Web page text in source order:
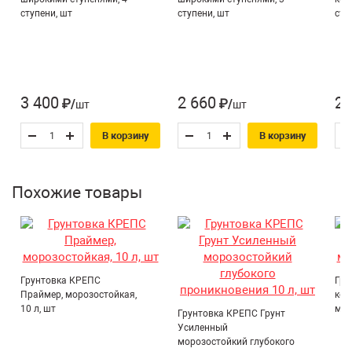
При размораживании при комнатой температуре
Расход на 1 м2 (кг):
ступени, шт
3 400 ₽/шт
В корзину
ступени, шт
2 660 ₽/шт
В корзину
2
Похожие товары
Грунтовка КРЕПС
Праймер, морозостойкая,
10 л, шт
Грунтовка КРЕПС Грунт
Усиленный
морозостойкий глубокого